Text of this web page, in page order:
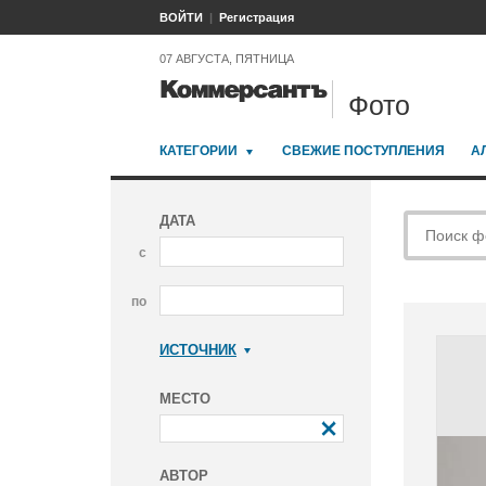
ВОЙТИ Регистрация
07 АВГУСТА, ПЯТНИЦА
Фото
КАТЕГОРИИ СВЕЖИЕ ПОСТУПЛЕНИЯ
ДАТА
с
по
ИСТОЧНИК
МЕСТО
АВТОР